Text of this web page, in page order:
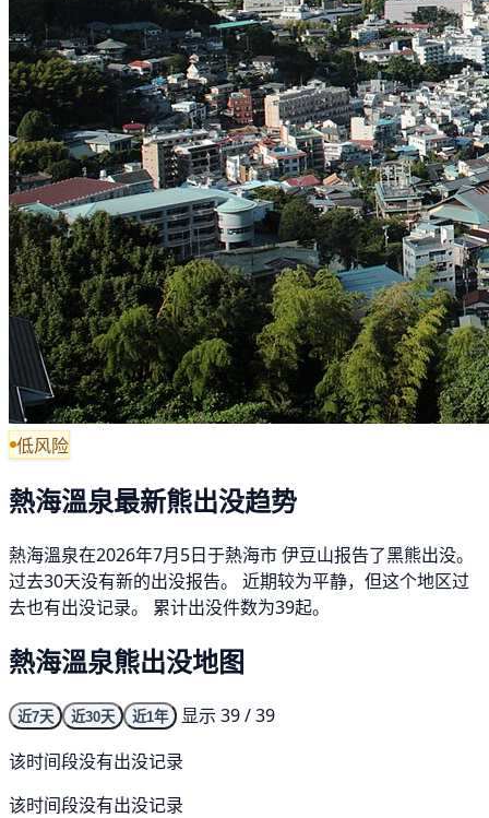
低风险
熱海溫泉最新熊出没趋势
熱海溫泉在2026年7月5日于熱海市 伊豆山报告了黑熊出没。
过去30天没有新的出没报告。 近期较为平静，但这个地区过
去也有出没记录。 累计出没件数为39起。
熱海溫泉熊出没地图
近7天 近30天 近1年
显示 39 / 39
该时间段没有出没记录
该时间段没有出没记录